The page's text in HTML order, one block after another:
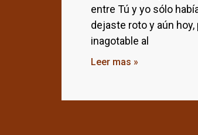
entre Tú y yo sólo
dejaste roto y aún
inagotable al
Leer mas »